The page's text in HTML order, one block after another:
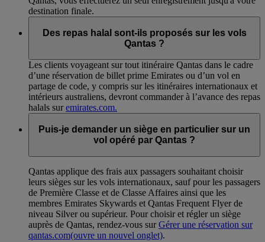
destination finale.
Des repas halal sont-ils proposés sur les vols
Qantas ?
Les clients voyageant sur tout itinéraire Qantas dans le cadre
d’une réservation de billet prime Emirates ou d’un vol en
partage de code, y compris sur les itinéraires internationaux et
intérieurs australiens, devront commander à l’avance des repas
halals suremirates.com.
Puis-je demander un siège en particulier sur un
vol opéré par Qantas ?
Qantas applique des frais aux passagers souhaitant choisir
leurs sièges sur les vols internationaux, sauf pour les passagers
de Première Classe et de Classe Affaires ainsi que les
membres Emirates Skywards et Qantas Frequent Flyer de
niveau Silver ou supérieur. Pour choisir et régler un siège
auprès de Qantas, rendez-vous surGérer une réservation sur
qantas.com(ouvre un nouvel onglet).